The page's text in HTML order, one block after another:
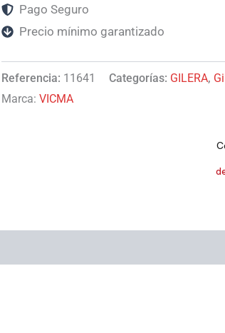
Pago Seguro
Precio mínimo garantizado
Referencia: 11641 Categorías: GILERA,
Marca: VICMA